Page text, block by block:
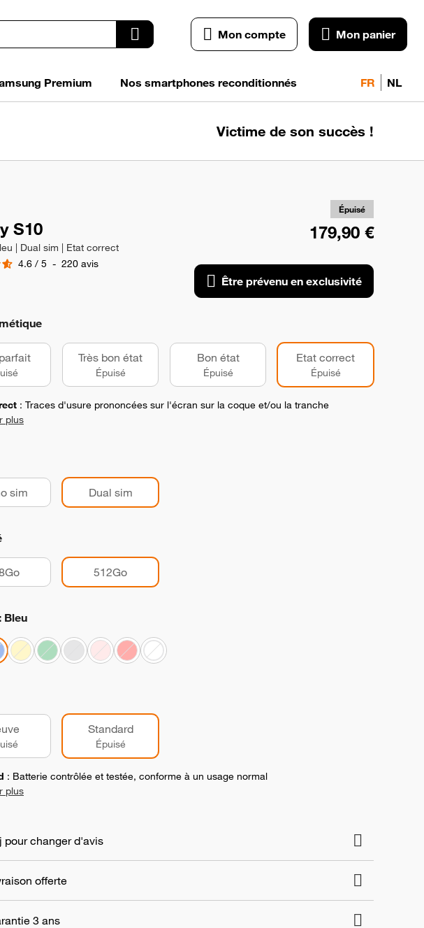
Mon compte Mon panier
Premium Nos smartphones reconditionnés FR NL
Victime de son succès !
S10
| Dual sim | Etat correct
4.6 / 5 - 220 avis
Épuisé
179,90 €
Être prévenu en exclusivité
Très bon état
Épuisé
Bon état
Épuisé
Etat correct
Épuisé
: Traces d'usure prononcées sur l'écran sur la coque et/ou la tranche
plus
sim Dual sim
512Go
Bleu
Standard
Épuisé
: Batterie contrôlée et testée, conforme à un usage normal
plus
pour changer d'avis
offerte
3 ans